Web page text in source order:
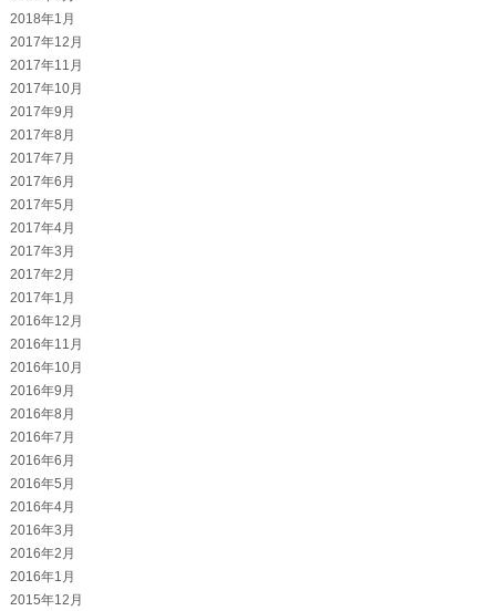
2018年1月
2017年12月
2017年11月
2017年10月
2017年9月
2017年8月
2017年7月
2017年6月
2017年5月
2017年4月
2017年3月
2017年2月
2017年1月
2016年12月
2016年11月
2016年10月
2016年9月
2016年8月
2016年7月
2016年6月
2016年5月
2016年4月
2016年3月
2016年2月
2016年1月
2015年12月